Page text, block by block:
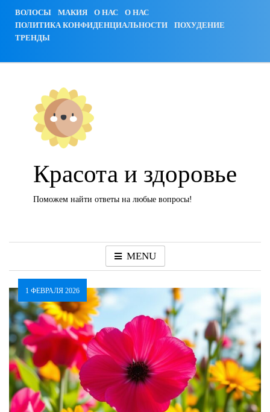
ВОЛОСЫ МАКИЯ О НАС
О НАС
ПОЛИТИКА КОНФИДЕНЦИАЛЬНОСТИ
ПОХУДЕНИЕ
ТРЕНДЫ
Красота и здоровье
Поможем найти ответы на любые вопросы!
MENU
1 ФЕВРАЛЯ 2026